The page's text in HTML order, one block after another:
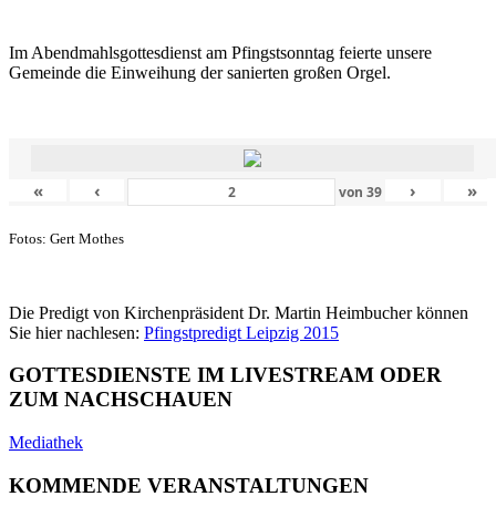
Im Abendmahlsgottesdienst am Pfingstsonntag feierte unsere
Gemeinde die Einweihung der sanierten großen Orgel.
« ‹ von39 › »
Fotos: Gert Mothes
Die Predigt von Kirchenpräsident Dr. Martin Heimbucher können
Sie hier nachlesen: Pfingstpredigt Leipzig 2015
GOTTESDIENSTE IM LIVESTREAM ODER
ZUM NACHSCHAUEN
Mediathek
KOMMENDE VERANSTALTUNGEN